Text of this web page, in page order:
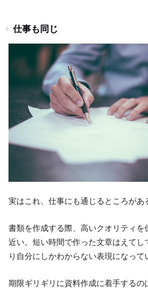
仕事も同じ
実はこれ、仕事にも通じるところがあ
書類を作成する際、高いクオリティを
近い。短い時間で作った文章はえてし
り自分にしかわからない表現になって
期限ギリギリに資料作成に着手するの